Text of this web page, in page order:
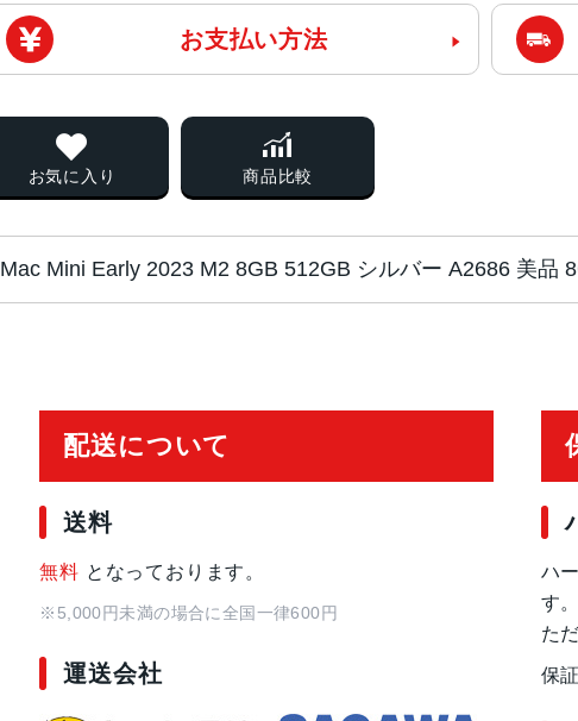
お支払い方法
お気に入り 商品比較
Mac Mini Early 2023 M2 8GB 512GB シルバー A2686 美品
16コアNeural Engine
6つの高性能コアと4つの高効率コアを
16コアGPU
配送について
送料
無料 となっております。
※5,000円未満の場合に全国一律600円
運送会社
ハ
す
た
保